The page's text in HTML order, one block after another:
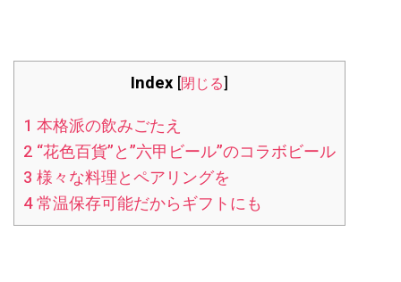
Index [閉じる]
1 本格派の飲みごたえ
2“花色百貨”と”六甲ビール”のコラボビール
3 様々な料理とペアリングを
4常温保存可能だからギフトにも